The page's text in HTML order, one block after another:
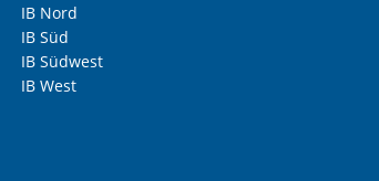
IB Nord
IB Süd
IB Südwest
IB West